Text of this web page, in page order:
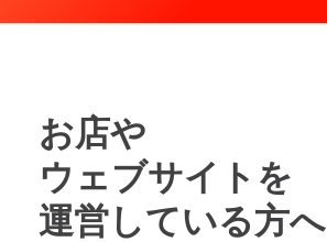
お店や
ウェブサイトを
運営している方へ